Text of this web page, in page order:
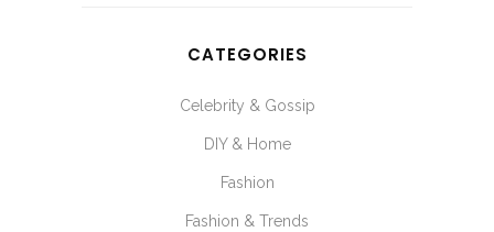
CATEGORIES
Celebrity & Gossip
DIY & Home
Fashion
Fashion & Trends